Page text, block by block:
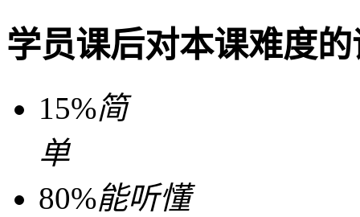
学员课后对本课难度
15%简
单
80%能听懂